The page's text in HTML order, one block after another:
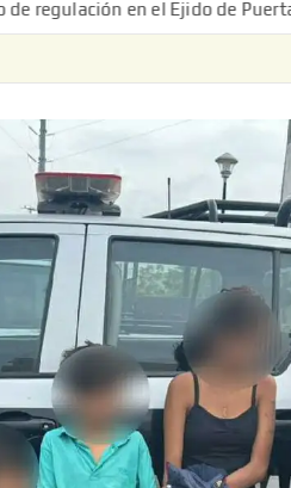
en el Ejido de Puerta de Palmillas